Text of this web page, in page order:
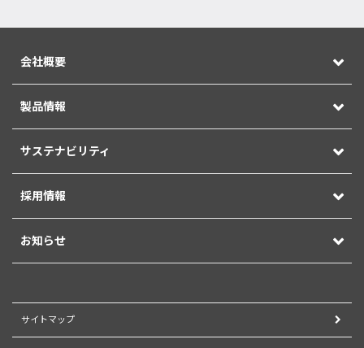
会社概要
製品情報
サステナビリティ
採用情報
お知らせ
サイトマップ